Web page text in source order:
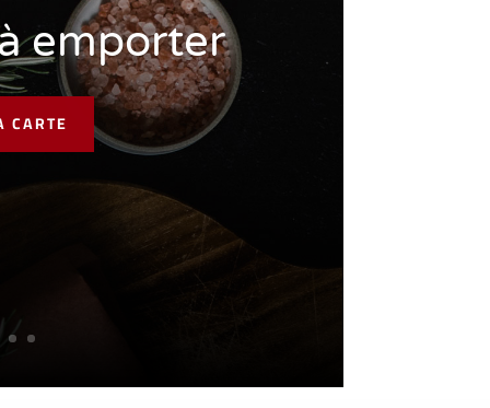
emporter
CARTE